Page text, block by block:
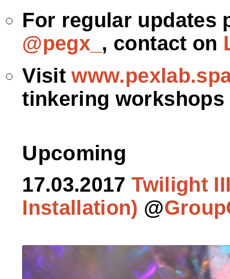
For regular updates
@pegx_ , contact on
Visit
tinkering workshops
Upcoming
17.03.2017Twilight
Installation) @